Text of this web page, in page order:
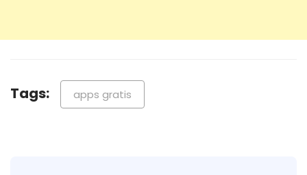
Tags: apps gratis